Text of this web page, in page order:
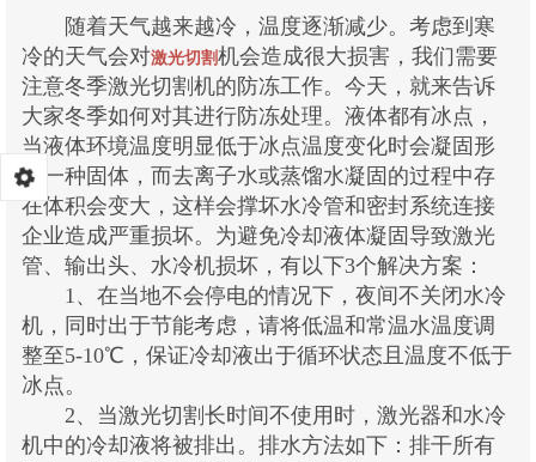
随着天气越来越冷，温度逐渐减少。考虑到寒
冷的天气会对激光切割机会造成很大损害，我们需要
注意冬季激光切割机的防冻工作。今天，就来告诉
大家冬季如何对其进行防冻处理。液体都有冰点，
当液体环境温度明显低于冰点温度变化时会凝固形
成一种固体，而去离子水或蒸馏水凝固的过程中存
在体积会变大，这样会撑坏水冷管和密封系统连接
企业造成严重损坏。为避免冷却液体凝固导致激光
管、输出头、水冷机损坏，有以下3个解决方案：
1、在当地不会停电的情况下，夜间不关闭水冷
机，同时出于节能考虑，请将低温和常温水温度调
整至5-10℃，保证冷却液出于循环状态且温度不低于
冰点。
2、当激光切割长时间不使用时，激光器和水冷
机中的冷却液将被排出。排水方法如下：排干所有